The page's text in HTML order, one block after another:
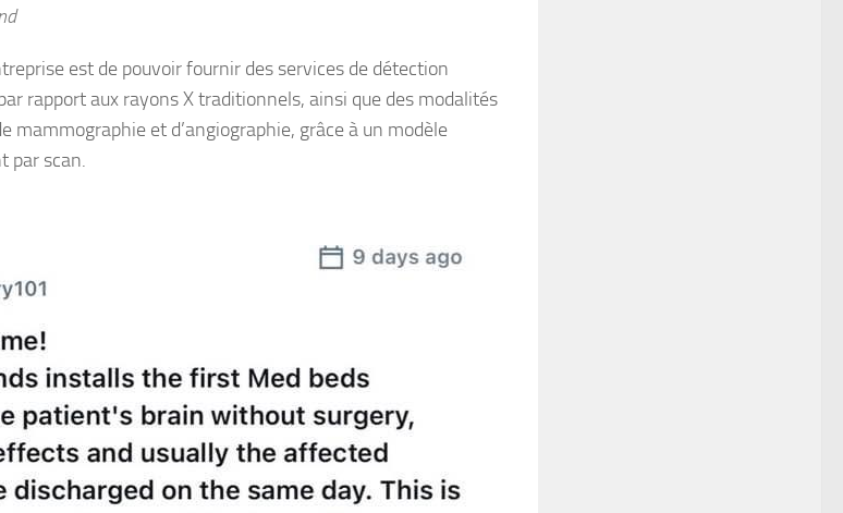
est de pouvoir fournir des services de détection
rapport aux rayons X traditionnels, ainsi que des modalités
mammographie et d’angiographie, grâce à un modèle
par scan.